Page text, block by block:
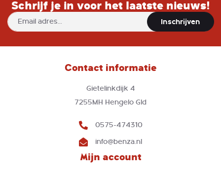
Schrijf je in voor het laatste nieuws!
Abonneer
u
onze
Inschrijven
Contact informatie
Gietelinkdijk 4
7255MH Hengelo Gld
0575-474310
info@benza.nl
Mijn account